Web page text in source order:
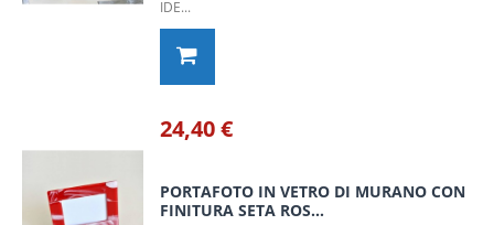
IDE...
24,40 €
PORTAFOTO IN VETRO DI MURANO CON
FINITURA SETA ROS...